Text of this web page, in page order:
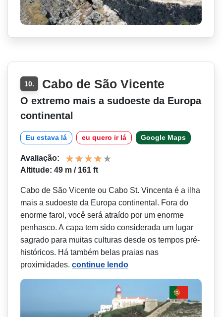
10. Cabo de São Vicente
O extremo mais a sudoeste da Europa
continental
Eu estava lá eu quero ir lá Google Maps
Avaliação:
Altitude: 49 m / 161 ft
Cabo de São Vicente ou Cabo St. Vincenta é a ilha
mais a sudoeste da Europa continental. Fora do
enorme farol, você será atraído por um enorme
penhasco. A capa tem sido considerada um lugar
sagrado para muitas culturas desde os tempos pré-
históricos. Há também belas praias nas
proximidades. continue lendo